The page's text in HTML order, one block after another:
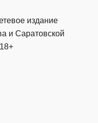
издание
и Саратовской